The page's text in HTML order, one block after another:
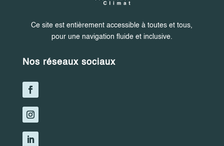
Ce site est entièrement accessible à toutes et tous,
pour une navigation fluide et inclusive.
Nos réseaux sociaux